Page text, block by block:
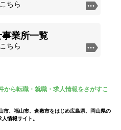
ちら
業所一覧
ちら
から転職・就職・求人情報をさがすこ
市、福山市、倉敷市をはじめ広島県、岡山県の
情報サイト。